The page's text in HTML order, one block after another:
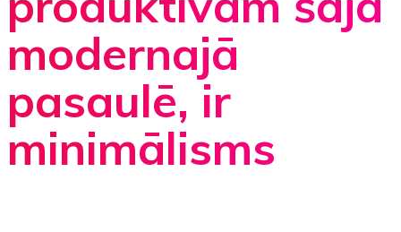
modernajā
pasaulē, ir
minimālisms